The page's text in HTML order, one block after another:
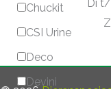
Chuckit
CSI Urine
Deco
Devini
Di